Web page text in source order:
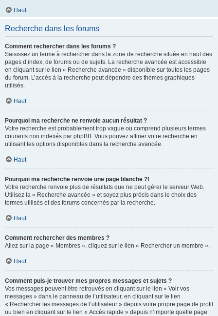
Haut
Recherche dans les forums
Comment rechercher dans les forums ?
Saisissez un terme à rechercher dans la zone de recherche située en haut des
pages d’index, de forums ou de sujets. La recherche avancée est accessible
en cliquant sur le lien « Recherche avancée » disponible sur toutes les pages
du forum. L’accès à la recherche peut dépendre des thèmes graphiques
utilisés.
Haut
Pourquoi ma recherche ne renvoie aucun résultat ?
Votre recherche est probablement trop vague ou comprend plusieurs termes
courants non indexés par phpBB. Vous pouvez affiner votre recherche en
utilisant les options disponibles dans la recherche avancée.
Haut
Pourquoi ma recherche renvoie une page blanche ?!
Votre recherche renvoie plus de résultats que ne peut gérer le serveur Web.
Utilisez la « Recherche avancée » et soyez plus précis dans le choix des
termes utilisés et des forums concernés par la recherche.
Haut
Comment rechercher des membres ?
Allez sur la page « Membres », cliquez sur le lien « Rechercher un membre ».
Haut
Comment puis-je trouver mes propres messages et sujets ?
Vos messages peuvent être retrouvés en cliquant sur le lien « Voir vos
messages » dans le panneau de l’utilisateur, en cliquant sur le lien
« Rechercher les messages de l’utilisateur » depuis votre propre page de profil
ou bien en cliquant sur le lien « Accès rapide » depuis n’importe quelle page